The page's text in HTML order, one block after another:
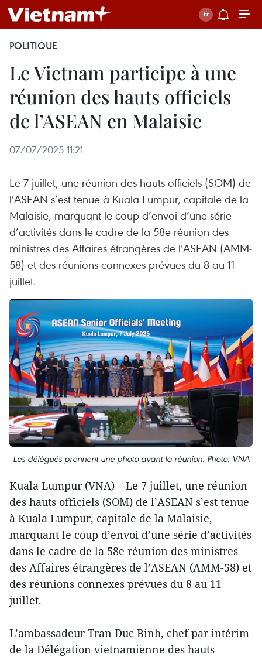
POLITIQUE
Le Vietnam participe à une
réunion des hauts officiels
de l’ASEAN en Malaisie
07/07/2025 11:21
Le 7 juillet, une réunion des hauts officiels (SOM) de
l’ASEAN s’est tenue à Kuala Lumpur, capitale de la
Malaisie, marquant le coup d’envoi d’une série
d’activités dans le cadre de la 58e réunion des
ministres des Affaires étrangères de l’ASEAN (AMM-
58) et des réunions connexes prévues du 8 au 11
juillet.
Les délégués prennent une photo avant la réunion. Photo: VNA
Kuala Lumpur (VNA) – Le 7 juillet, une réunion
des hauts officiels (SOM) de l’ASEAN s’est tenue
à Kuala Lumpur, capitale de la Malaisie,
marquant le coup d’envoi d’une série d’activités
dans le cadre de la 58e réunion des ministres
des Affaires étrangères de l’ASEAN (AMM-58) et
des réunions connexes prévues du 8 au 11
juillet.
L’ambassadeur Tran Duc Binh, chef par intérim
de la Délégation vietnamienne des hauts